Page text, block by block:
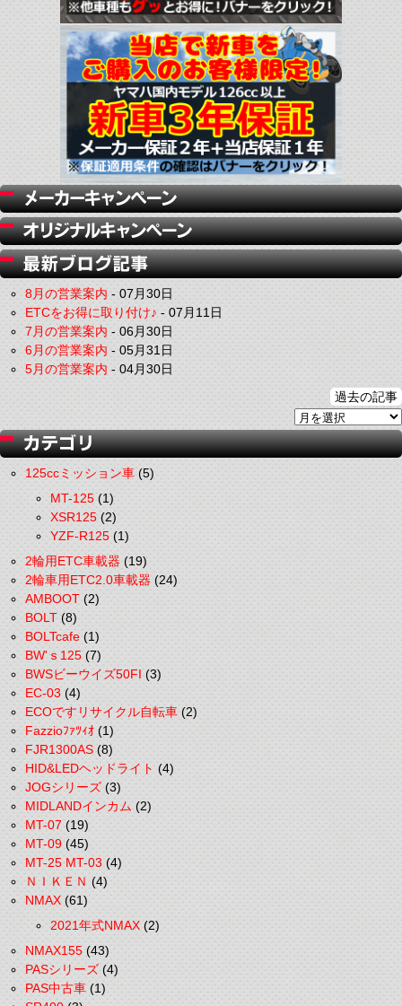
8月の営業案内-07月30日
ETCをお得に取り付け♪-07月11日
7月の営業案内-06月30日
6月の営業案内-05月31日
5月の営業案内-04月30日
過去の記事
125ccミッション車(5)
MT-125(1)
XSR125(2)
YZF-R125(1)
2輪用ETC車載器(19)
2輪車用ETC2.0車載器(24)
AMBOOT(2)
BOLT(8)
BOLTcafe(1)
BW'ｓ125(7)
BWSビーウイズ50FI(3)
EC-03(4)
ECOですリサイクル自転車(2)
Fazzioﾌｧﾂｨｵ(1)
FJR1300AS(8)
HID&LEDヘッドライト(4)
JOGシリーズ(3)
MIDLANDインカム(2)
MT-07(19)
MT-09(45)
MT-25 MT-03(4)
ＮＩＫＥＮ(4)
NMAX(61)
2021年式NMAX(2)
NMAX155(43)
PASシリーズ(4)
PAS中古車(1)